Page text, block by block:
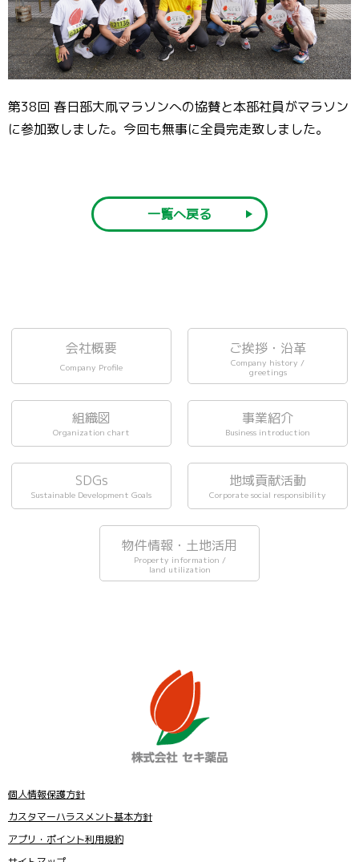
第38回 春日部大凧マラソンへの協賛と本部社員がマラソン
に参加致しました。今回も無事に全員完走致しました。
一覧へ戻る
会社概要
Company Profile
ご挨拶・沿革
Company history /
greetings
組織図
Organization chart
事業紹介
Business introduction
SDGs
Sustainable Development Goals
地域貢献活動
Corporate social responsibility
物件情報・土地活用
Property information /
land utilization
個人情報保護方針
カスタマーハラスメント基本方針
アプリ・ポイント利用規約